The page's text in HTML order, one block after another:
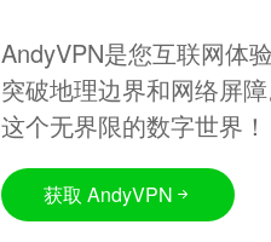
AndyVPN是您互联网体
突破地理边界和网络屏
这个无界限的数字世界！
获取 AndyVPN